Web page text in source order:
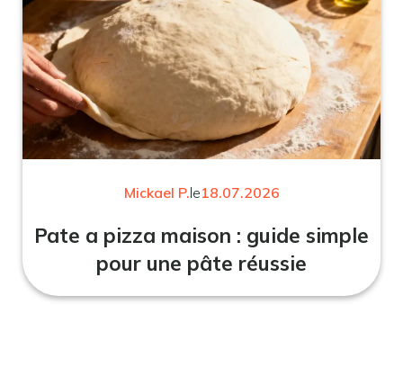
Mickael P.le18.07.2026
Pate a pizza maison : guide simple
pour une pâte réussie